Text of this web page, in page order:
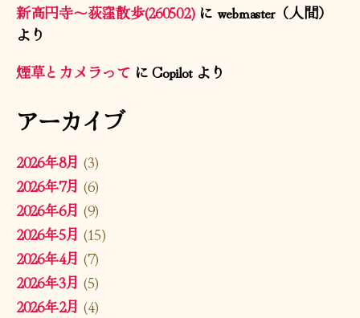
新高円寺〜荻窪散歩(260502)に webmaster（人間）
より
煙草とカメラってにCopilotより
アーカイブ
2026年8月 (3)
2026年7月 (6)
2026年6月 (9)
2026年5月 (15)
2026年4月 (7)
2026年3月 (5)
2026年2月 (4)